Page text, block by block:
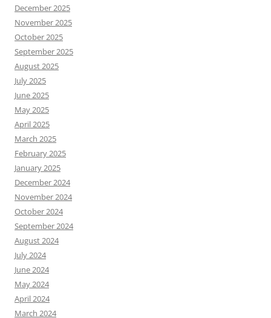
December 2025
November 2025
October 2025
September 2025
August 2025
July 2025
June 2025
May 2025
April 2025
March 2025
February 2025
January 2025
December 2024
November 2024
October 2024
September 2024
August 2024
July 2024
June 2024
May 2024
April 2024
March 2024